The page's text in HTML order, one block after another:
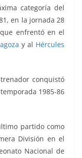
categoría del
en la jornada 28
enfrentó en el
y al Hércules
conquistó
1985-86
partido como
División en el
Nacional de